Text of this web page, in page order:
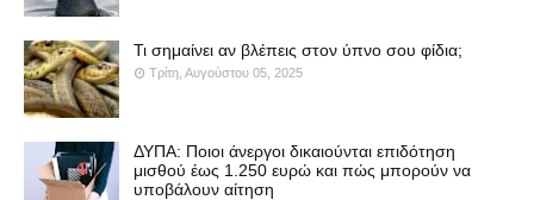
Τι σημαίνει αν βλέπεις στον ύπνο σου φίδια;
Τρίτη, Αυγούστου 05, 2025
ΔΥΠΑ: Ποιοι άνεργοι δικαιούνται επιδότηση
μισθού έως 1.250 ευρώ και πώς μπορούν να
υποβάλουν αίτηση